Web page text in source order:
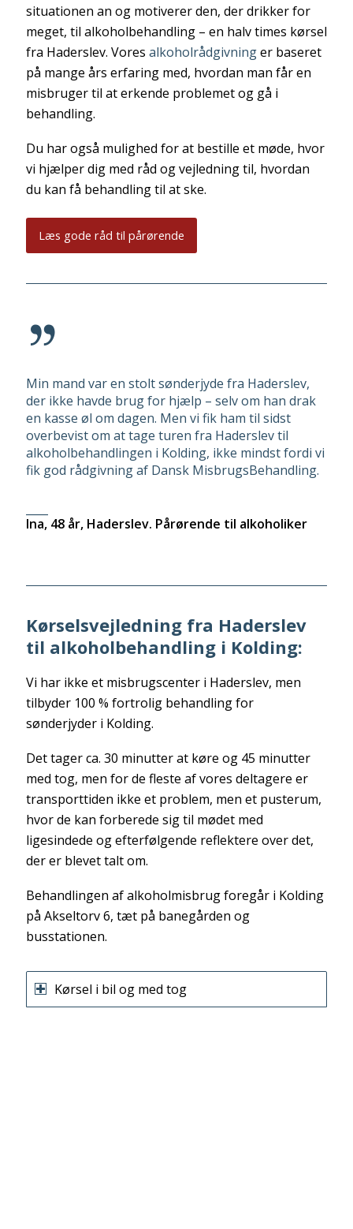
situationen an og motiverer den, der drikker for
meget, til alkoholbehandling – en halv times kørsel
fra Haderslev. Vores alkoholrådgivninger baseret
på mange års erfaring med, hvordan man får en
misbruger til at erkende problemet og gå i
behandling.
Du har også mulighed for at bestille et møde, hvor
vi hjælper dig med råd og vejledning til, hvordan
du kan få behandling til at ske.
Læs gode råd til pårørende
Min mand var en stolt sønderjyde fra Haderslev,
der ikke havde brug for hjælp – selv om han drak
en kasse øl om dagen. Men vi fik ham til sidst
overbevist om at tage turen fra Haderslev til
alkoholbehandlingen i Kolding, ikke mindst fordi vi
fik god rådgivning af Dansk MisbrugsBehandling.
Ina, 48 år, Haderslev. Pårørende til alkoholiker
Kørselsvejledning fra Haderslev
til alkoholbehandling i Kolding:
Vi har ikke et misbrugscenter i Haderslev, men
tilbyder 100 % fortrolig behandling for
sønderjyder i Kolding.
Det tager ca. 30 minutter at køre og 45 minutter
med tog, men for de fleste af vores deltagere er
transporttiden ikke et problem, men et pusterum,
hvor de kan forberede sig til mødet med
ligesindede og efterfølgende reflektere over det,
der er blevet talt om.
Behandlingen af alkoholmisbrug foregår i Kolding
på Akseltorv 6, tæt på banegården og
busstationen.
Kørsel i bil og med tog